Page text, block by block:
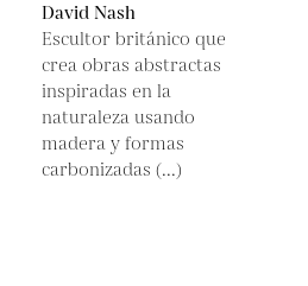
David Nash
Escultor británico que
crea obras abstractas
inspiradas en la
naturaleza usando
madera y formas
carbonizadas (...)